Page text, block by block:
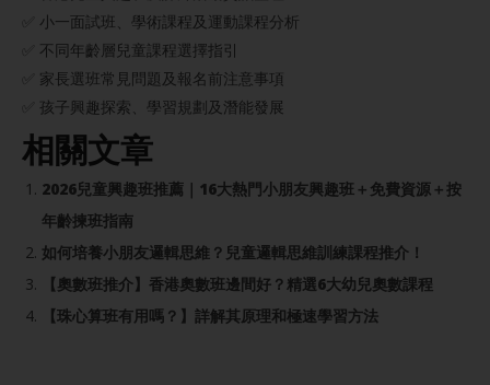
✅ 小一面試班、學術課程及運動課程分析
✅ 不同年齡層兒童課程選擇指引
✅ 家長選班常見問題及報名前注意事項
✅ 孩子興趣探索、學習規劃及潛能發展
相關文章
2026兒童興趣班推薦｜16大熱門小朋友興趣班＋免費資源＋按
年齡揀班指南
如何培養小朋友邏輯思維？兒童邏輯思維訓練課程推介！
【奧數班推介】香港奧數班邊間好？精選6大幼兒奧數課程
【珠心算班有用嗎？】詳解其原理和極速學習方法